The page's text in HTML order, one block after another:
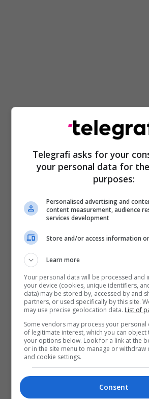
Ushtria Gjermane
Telegrafi asks for your
your personal data for
purposes:
Personalised advertising and
content measurement, audience
services development
Store and/or access information
Learn more
Your personal data will be processed and
your device (cookies, unique identifiers,
data) may be stored by, accessed by and
partners, or used specifically by this site.
may use precise geolocation data. List of
Some vendors may process your personal
of legitimate interest, which you can object
your options below. Look for a link at the
or in the site menu to manage or withdraw
and cookie settings.
Consent